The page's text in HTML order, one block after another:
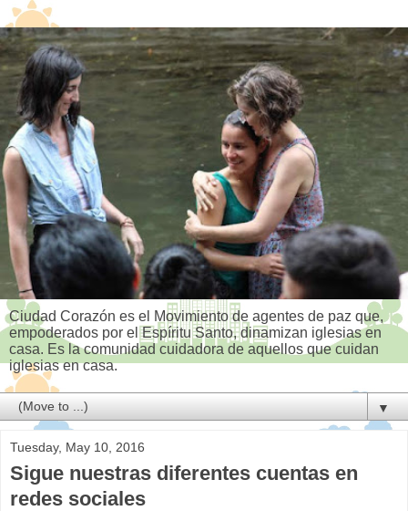
Ciudad Corazón es el Movimiento de agentes de paz que,
empoderados por el Espíritu Santo, dinamizan iglesias en
casa. Es la comunidad cuidadora de aquellos que cuidan
iglesias en casa.
▼
Tuesday, May 10, 2016
Sigue nuestras diferentes cuentas en
redes sociales